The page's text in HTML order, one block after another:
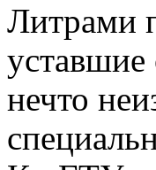
Литрами
уставшие
нечто